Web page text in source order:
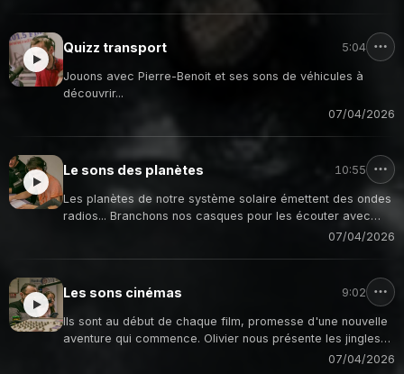
Quizz transport 5:04
Jouons avec Pierre-Benoit et ses sons de véhicules à
découvrir...
07/04/2026
Le sons des planètes 10:55
Les planètes de notre système solaire émettent des ondes
radios... Branchons nos casques pour les écouter avec
07/04/2026
Les sons cinémas 9:02
Ils sont au début de chaque film, promesse d'une nouvelle
aventure qui commence. Olivier nous présente les jingles
07/04/2026